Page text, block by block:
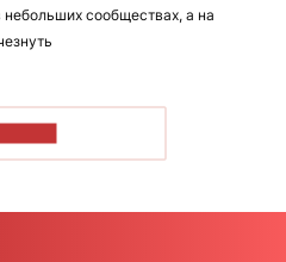
сообществах, а на